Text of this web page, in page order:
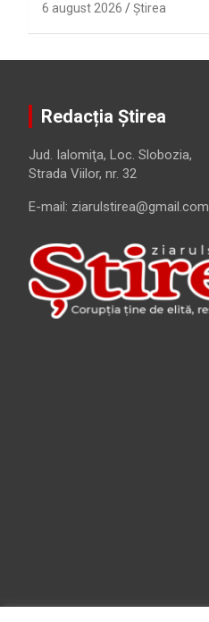
6 august 2026 Ştirea
Redacția Știrea
Jud. Ialomiţa, Loc. Slobozia,
Strada Viilor, nr. 32
E-mail: ziarulstirea@gmail.com